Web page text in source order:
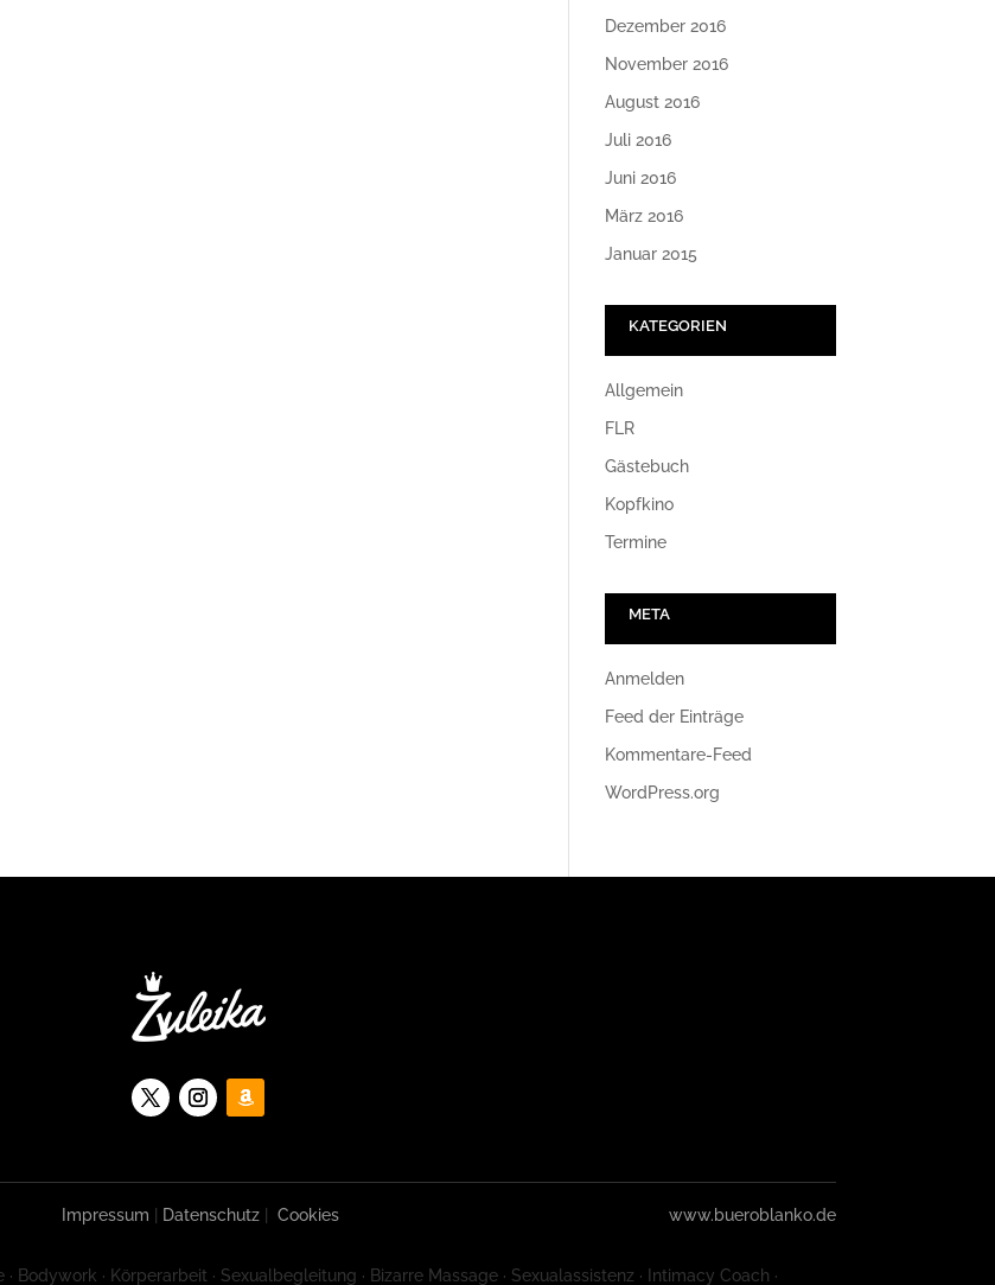
Dezember 2016
November 2016
August 2016
Juli 2016
Juni 2016
März 2016
Januar 2015
KATEGORIEN
Allgemein
FLR
Gästebuch
Kopfkino
Termine
META
Anmelden
Feed der Einträge
Kommentare-Feed
WordPress.org
Impressum | Datenschutz| Cookies www.bueroblanko.de
· Bodywork · Körperarbeit · Sexualbegleitung · Bizarre Massage · Sexualassistenz · Intimacy Coach ·